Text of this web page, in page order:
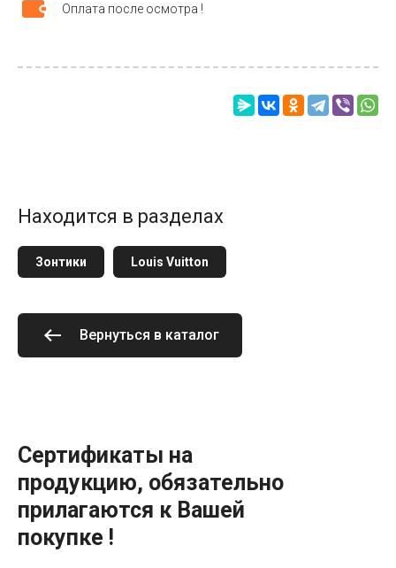
Оплата после осмотра !
Находится в разделах
Зонтики Louis Vuitton
Вернуться в каталог
Сертификаты на
продукцию, обязательно
прилагаются к Вашей
покупке !